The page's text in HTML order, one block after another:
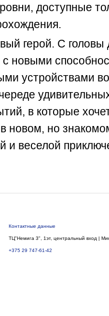
доступные
герой. С головы
новыми
устройствами
в которые
новом, но
и веселой
Контактные данные
ТЦ"Немига 3", 1эт, центральный вход |
+375 29 747-61-42